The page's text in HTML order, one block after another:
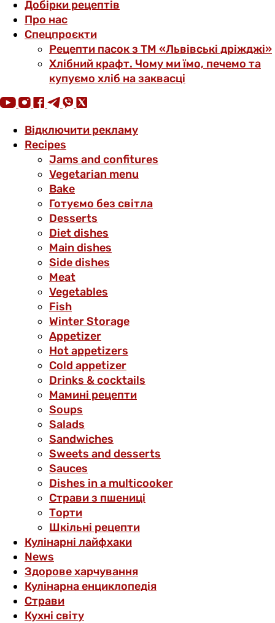
Добірки рецептів
Про нас
Спецпроєкти
Рецепти пасок з ТМ «Львівські дріжджі»
Хлібний крафт. Чому ми їмо, печемо та
купуємо хліб на заквасці
Відключити рекламу
Recipes
Jams and confitures
Vegetarian menu
Bake
Готуємо без світла
Desserts
Diet dishes
Main dishes
Side dishes
Meat
Vegetables
Fish
Winter Storage
Аppetizer
Hot appetizers
Cold appetizer
Drinks & cocktails
Мамині рецепти
Soups
Salads
Sandwiches
Sweets and desserts
Sauces
Dishes in a multicooker
Страви з пшениці
Торти
Шкільні рецепти
Кулінарні лайфхаки
News
Здорове харчування
Кулінарна енциклопедія
Страви
Кухні світу